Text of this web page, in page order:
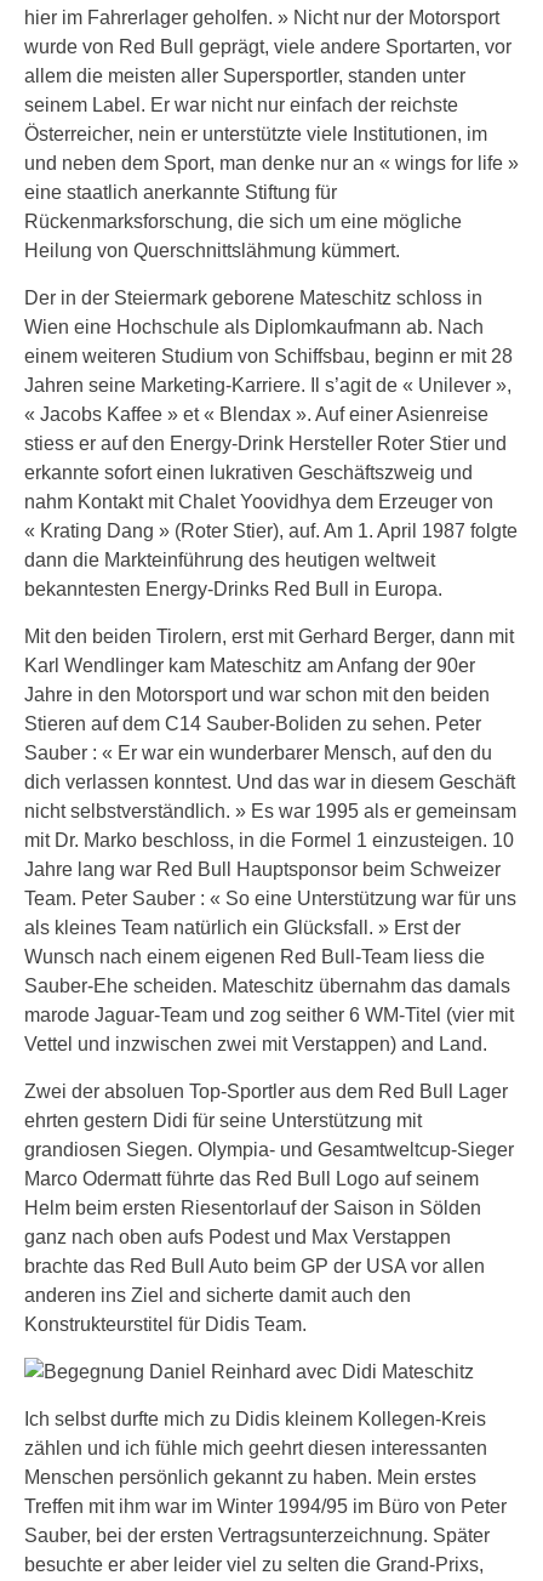
hier im Fahrerlager geholfen. » Nicht nur der Motorsport
wurde von Red Bull geprägt, viele andere Sportarten, vor
allem die meisten aller Supersportler, standen unter
seinem Label. Er war nicht nur einfach der reichste
Österreicher, nein er unterstützte viele Institutionen, im
und neben dem Sport, man denke nur an « wings for life »
eine staatlich anerkannte Stiftung für
Rückenmarksforschung, die sich um eine mögliche
Heilung von Querschnittslähmung kümmert.
Der in der Steiermark geborene Mateschitz schloss in
Wien eine Hochschule als Diplomkaufmann ab. Nach
einem weiteren Studium von Schiffsbau, beginn er mit 28
Jahren seine Marketing-Karriere. Il s’agit de « Unilever »,
« Jacobs Kaffee » et « Blendax ». Auf einer Asienreise
stiess er auf den Energy-Drink Hersteller Roter Stier und
erkannte sofort einen lukrativen Geschäftszweig und
nahm Kontakt mit Chalet Yoovidhya dem Erzeuger von
« Krating Dang » (Roter Stier), auf. Am 1. April 1987 folgte
dann die Markteinführung des heutigen weltweit
bekanntesten Energy-Drinks Red Bull in Europa.
Mit den beiden Tirolern, erst mit Gerhard Berger, dann mit
Karl Wendlinger kam Mateschitz am Anfang der 90er
Jahre in den Motorsport und war schon mit den beiden
Stieren auf dem C14 Sauber-Boliden zu sehen. Peter
Sauber : « Er war ein wunderbarer Mensch, auf den du
dich verlassen konntest. Und das war in diesem Geschäft
nicht selbstverständlich. » Es war 1995 als er gemeinsam
mit Dr. Marko beschloss, in die Formel 1 einzusteigen. 10
Jahre lang war Red Bull Hauptsponsor beim Schweizer
Team. Peter Sauber : « So eine Unterstützung war für uns
als kleines Team natürlich ein Glücksfall. » Erst der
Wunsch nach einem eigenen Red Bull-Team liess die
Sauber-Ehe scheiden. Mateschitz übernahm das damals
marode Jaguar-Team und zog seither 6 WM-Titel (vier mit
Vettel und inzwischen zwei mit Verstappen) and Land.
Zwei der absoluen Top-Sportler aus dem Red Bull Lager
ehrten gestern Didi für seine Unterstützung mit
grandiosen Siegen. Olympia- und Gesamtweltcup-Sieger
Marco Odermatt führte das Red Bull Logo auf seinem
Helm beim ersten Riesentorlauf der Saison in Sölden
ganz nach oben aufs Podest und Max Verstappen
brachte das Red Bull Auto beim GP der USA vor allen
anderen ins Ziel and sicherte damit auch den
Konstrukteurstitel für Didis Team.
Ich selbst durfte mich zu Didis kleinem Kollegen-Kreis
zählen und ich fühle mich geehrt diesen interessanten
Menschen persönlich gekannt zu haben. Mein erstes
Treffen mit ihm war im Winter 1994/95 im Büro von Peter
Sauber, bei der ersten Vertragsunterzeichnung. Später
besuchte er aber leider viel zu selten die Grand-Prixs,